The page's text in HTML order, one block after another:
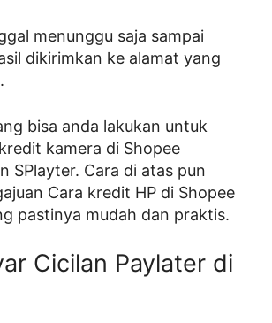
menunggu saja sampai
dikirimkan ke alamat yang
bisa anda lakukan untuk
kamera di Shopee
SPlayter. Cara di atas pun
Cara kredit HP di Shopee
pastinya mudah dan praktis.
Cicilan Paylater di